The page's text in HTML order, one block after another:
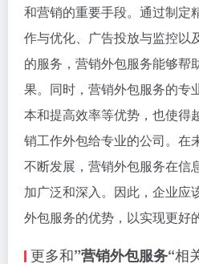
和营销的重要手段。通过制定
作与优化、广告投放与监控以
的服务，营销外包服务能够帮
果。同时，营销外包服务的专
本和提高效率等优势，也使得
销工作外包给专业的公司。在
不断发展，营销外包服务在信
加广泛和深入。因此，企业应
外包服务的优势，以实现更好
更多和”营销外包服务“相